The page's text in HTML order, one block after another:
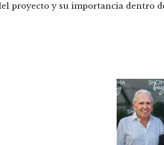
proyecto y su importancia dentro